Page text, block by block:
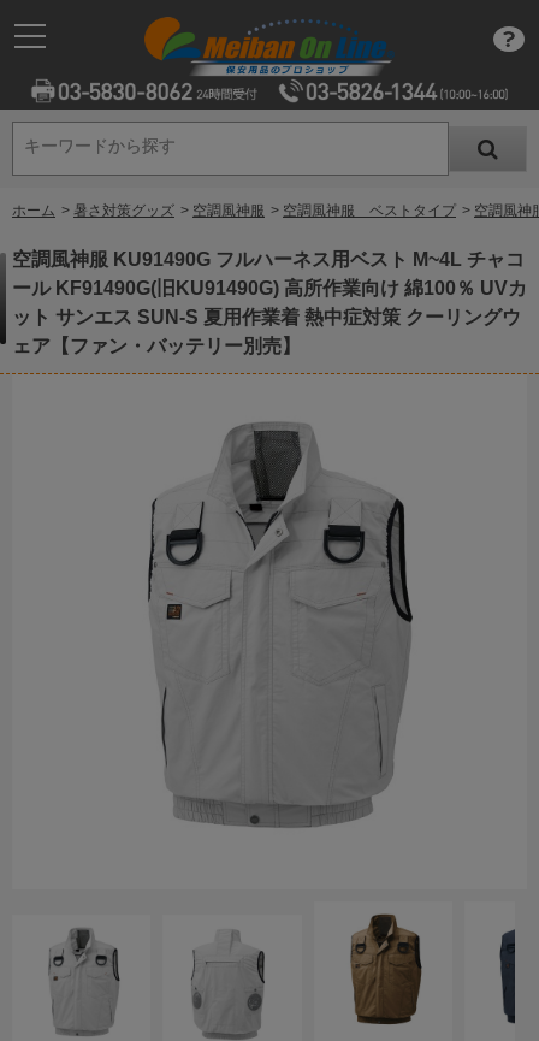
キーワードから探す
キーワードから探す
ホーム > 暑さ対策グッズ > 空調風神服 > 空調風神服 ベストタイプ > 空調風神
空調風神服 KU91490G フルハーネス用ベスト M~4L チャコ
ール KF91490G(旧KU91490G) 高所作業向け 綿100％ UVカ
ット サンエス SUN-S 夏用作業着 熱中症対策 クーリングウ
ェア【ファン・バッテリー別売】